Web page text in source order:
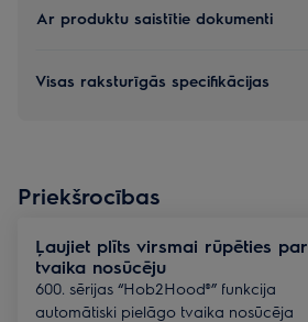
Ar produktu saistītie dokumenti
Visas raksturīgās specifikācijas
Priekšrocības
Ļaujiet plīts virsmai rūpēties par
tvaika nosūcēju
600. sērijas “Hob2Hood®” funkcija
automātiski pielāgo tvaika nosūcēja